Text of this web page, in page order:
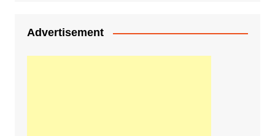
Advertisement